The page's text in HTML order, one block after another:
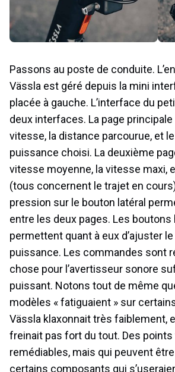
Passons au poste de conduite.
Vässla est géré depuis la mini
placée à gauche. L’interface du
deux interfaces. La page principale
vitesse, la distance parcourue, et le
puissance choisi. La deuxième
vitesse moyenne, la vitesse maxi,
(tous concernent le trajet en
pression sur le bouton latéral
entre les deux pages. Les boutons
permettent quant à eux d’ajuster le
puissance. Les commandes sont
chose pour l’avertisseur sonore
puissant. Notons tout de même
modèles « fatiguaient » sur certains
Vässla klaxonnait très faiblement,
freinait pas fort du tout. Des
remédiables, mais qui peuvent être
certains composants qui